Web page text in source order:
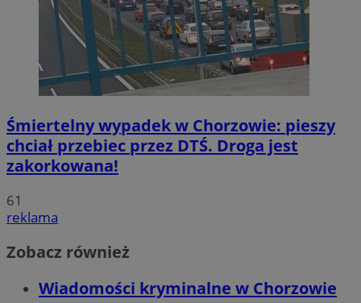
Śmiertelny wypadek w Chorzowie: pieszy
chciał przebiec przez DTŚ. Droga jest
zakorkowana!
61
reklama
Zobacz również
Wiadomości kryminalne w Chorzowie